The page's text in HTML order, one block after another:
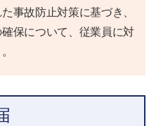
事故防止対策に基づき、
保について、従業員に対